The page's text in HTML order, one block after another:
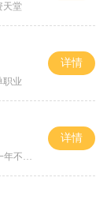
天堂
职业
详情
屠龙
详情